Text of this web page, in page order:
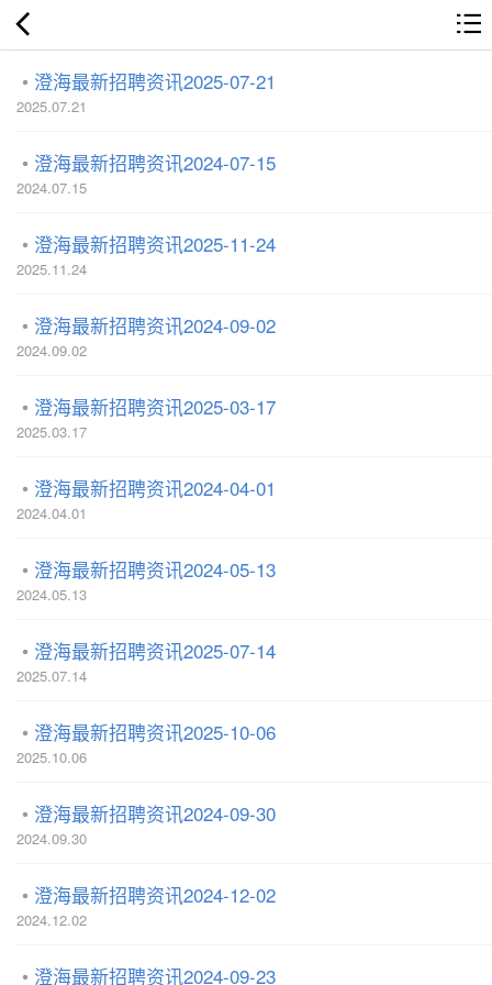
澄海最新招聘资讯2025-07-21
2025.07.21
澄海最新招聘资讯2024-07-15
2024.07.15
澄海最新招聘资讯2025-11-24
2025.11.24
澄海最新招聘资讯2024-09-02
2024.09.02
澄海最新招聘资讯2025-03-17
2025.03.17
澄海最新招聘资讯2024-04-01
2024.04.01
澄海最新招聘资讯2024-05-13
2024.05.13
澄海最新招聘资讯2025-07-14
2025.07.14
澄海最新招聘资讯2025-10-06
2025.10.06
澄海最新招聘资讯2024-09-30
2024.09.30
澄海最新招聘资讯2024-12-02
2024.12.02
澄海最新招聘资讯2024-09-23